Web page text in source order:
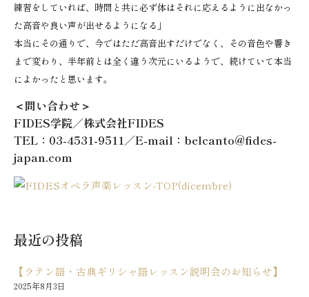
練習をしていれば、時間と共に必ず体はそれに応えるように出なかっ
た高音や良い声が出せるようになる」
本当にその通りで、今ではただ高音出すだけでなく、その音色や響き
まで変わり、半年前とは全く違う次元にいるようで、続けていて本当
によかったと思います。
＜問い合わせ＞
FIDES学院／株式会社FIDES
TEL：03-4531-9511／E-mail：belcanto@fides-
japan.com
最近の投稿
【ラテン語・古典ギリシャ語レッスン説明会のお知らせ】
2025年8月3日